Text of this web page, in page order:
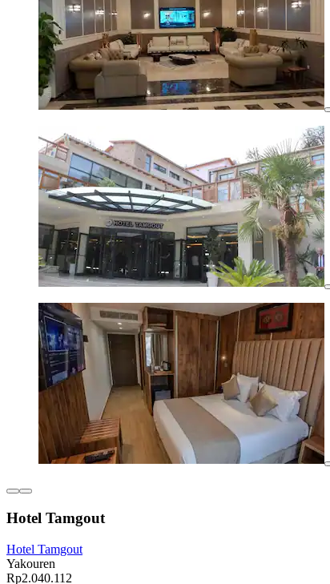
Hotel Tamgout
Hotel Tamgout
Yakouren
Rp2.040.112